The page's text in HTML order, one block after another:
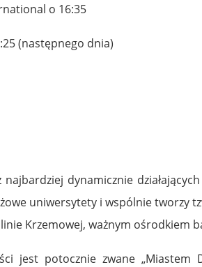
o 16:35
(następnego dnia)
dynamicznie
uniwersytety i wspólnie tworzy
Krzemowej, ważnym ośrodkiem
jest potocznie zwane „Miastem